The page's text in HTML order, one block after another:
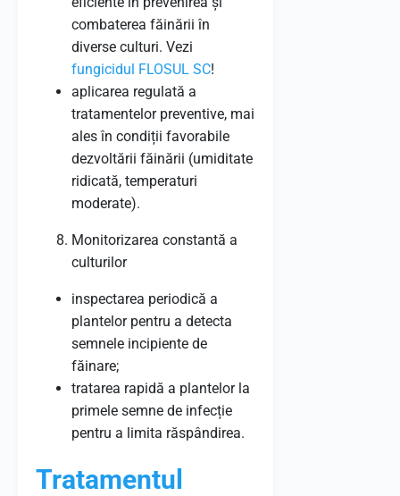
combaterea făinării în
diverse culturi. Vezi
fungicidul FLOSUL SC!
aplicarea regulată a
tratamentelor preventive, mai
ales în condiții favorabile
dezvoltării făinării (umiditate
ridicată, temperaturi
moderate).
Monitorizarea constantă a
culturilor
inspectarea periodică a
plantelor pentru a detecta
semnele incipiente de
făinare;
tratarea rapidă a plantelor la
primele semne de infecție
pentru a limita răspândirea.
Tratamentul